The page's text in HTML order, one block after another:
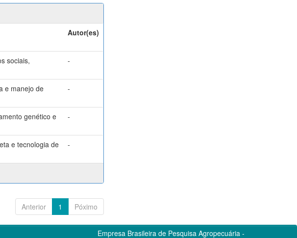
Autor(es)
sociais,
-
e manejo de
-
genético e
-
e tecnologia de
-
Anterior 1 Póximo
Empresa Brasileira de Pesquisa Agropecuária -